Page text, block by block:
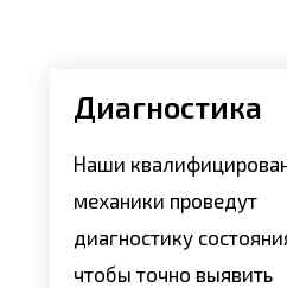
Диагностика
Наши
механики проведут
диагностику
чтобы точно выявить